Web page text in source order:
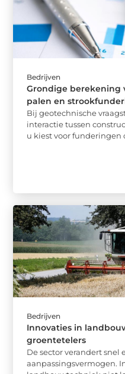
Bedrijven
Grondige berekening
palen en
Bij geotechnische
interactie tussen
u kiest voor funderingen
Bedrijven
Innovaties in
groentetelers
De sector verandert snel
aanpassingsvermogen.